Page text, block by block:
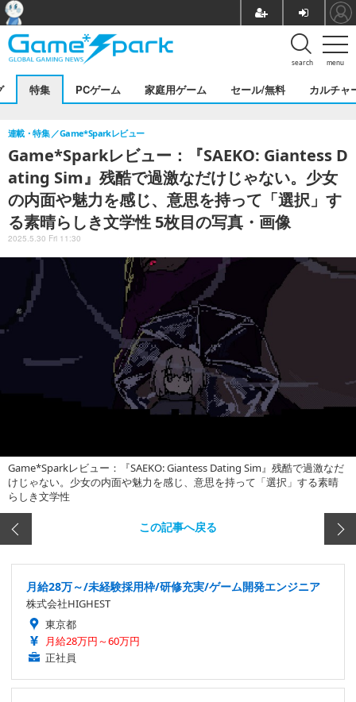
menu
search
特集 PCゲーム 家庭用ゲーム セール/無料 カルチャ
Game*Sparkレビュー：『SAEKO: Giantess D
ating Sim』残酷で過激なだけじゃない。少女
の内面や魅力を感じ、意思を持って「選択」す
る素晴らしき文学性 5枚目の写真・画像
連載・特集 Game*Sparkレビュー
2025.5.30 Fri 11:30
Game*Sparkレビュー：『SAEKO: Giantess Dating Sim』残酷で過激なだ
けじゃない。少女の内面や魅力を感じ、意思を持って「選択」する素晴
らしき文学性
この記事へ戻る
月給28万～/未経験採用枠/研修充実/ゲーム開発エンジニア
株式会社HIGHEST
東京都
月給28万円～60万円
正社員